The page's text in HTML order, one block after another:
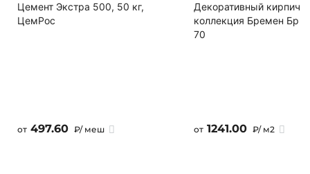
Кол-во в машине
1200 шт
Цемент Экстра 500, 50 кг,
ЦемРос
от 497.60 ₽/ меш
Декоративный кирпич,
коллекция Бремен
70
от 1241.00 ₽/ м2